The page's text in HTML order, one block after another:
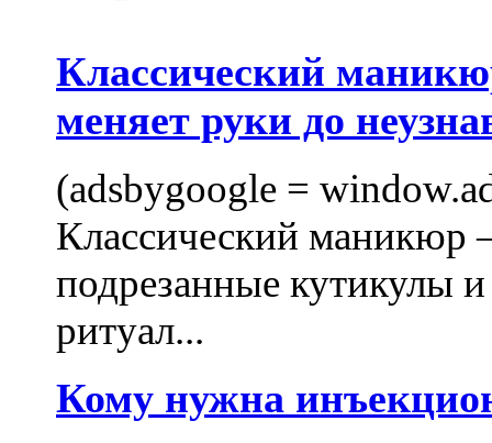
Классический
меняет руки до
(adsbygoogle =
Классический маникюр
подрезанные кутикулы
ритуал...
Кому нужна